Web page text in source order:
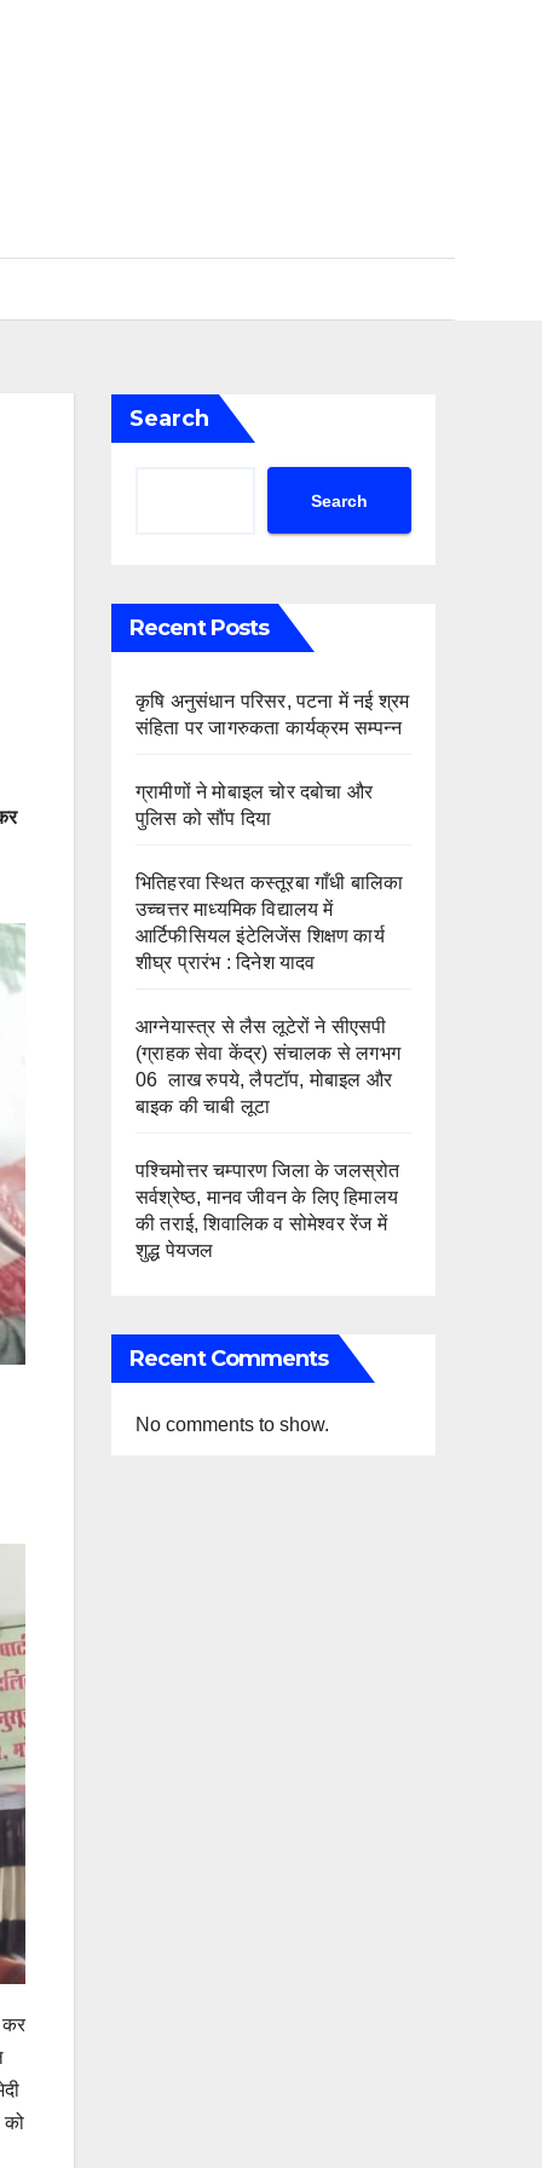
कर
को
Search
Search
Recent Posts
कृषि अनुसंधान परिसर, पटना में नई श्रम
संहिता पर जागरुकता कार्यक्रम सम्पन्न
ग्रामीणों ने मोबाइल चोर दबोचा और
पुलिस को सौंप दिया
भितिहरवा स्थित कस्तूरबा गाँधी बालिका
उच्चत्तर माध्यमिक विद्यालय में
आर्टिफीसियल इंटेलिजेंस शिक्षण कार्य
शीघ्र प्रारंभ : दिनेश यादव
आग्नेयास्त्र से लैस लूटेरों ने सीएसपी
(ग्राहक सेवा केंद्र) संचालक से लगभग
06 लाख रुपये, लैपटॉप, मोबाइल और
बाइक की चाबी लूटा
पश्चिमोत्तर चम्पारण जिला के जलस्रोत
सर्वश्रेष्ठ, मानव जीवन के लिए हिमालय
की तराई, शिवालिक व सोमेश्वर रेंज में
शुद्ध पेयजल
Recent Comments
No comments to show.